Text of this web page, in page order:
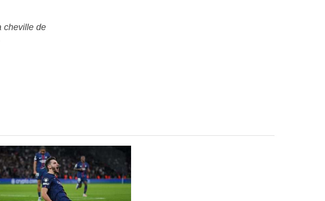
cheville de